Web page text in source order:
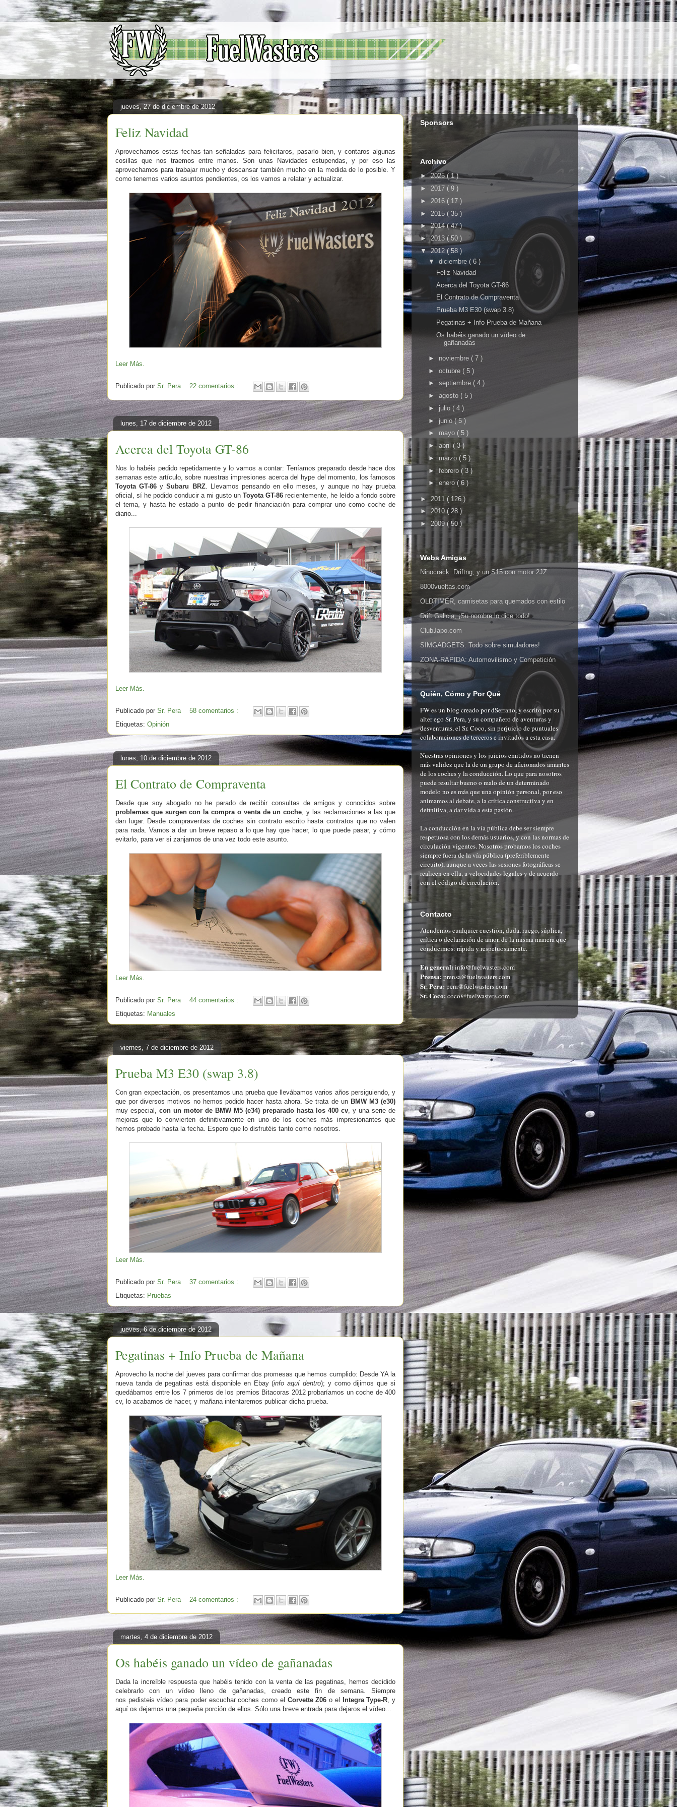
jueves, 27 de diciembre de 2012
Feliz Navidad
Aprovechamos estas fechas tan señaladas para felicitaros, pasarlo bien, y contaros algunas
cosillas que nos traemos entre manos. Son unas Navidades estupendas, y por eso las
aprovechamos para trabajar mucho y descansar también mucho en la medida de lo posible. Y
como tenemos varios asuntos pendientes, os los vamos a relatar y actualizar.
Leer Más.
Publicado por Sr. Pera 22 comentarios :
lunes, 17 de diciembre de 2012
Acerca del Toyota GT-86
Nos lo habéis pedido repetidamente y lo vamos a contar: Teníamos preparado desde hace dos
semanas este artículo, sobre nuestras impresiones acerca del hype del momento, los famosos
Toyota GT-86 ySubaru BRZ. Llevamos pensando en ello meses, y aunque no hay prueba
oficial, sí he podido conducir a mi gusto un Toyota GT-86 recientemente, he leído a fondo sobre
el tema, y hasta he estado a punto de pedir financiación para comprar uno como coche de
diario...
Leer Más.
Publicado por Sr. Pera
58 comentarios :
Etiquetas: Opinión
lunes, 10 de diciembre de 2012
El Contrato de Compraventa
Desde que soy abogado no he parado de recibir consultas de amigos y conocidos sobre
problemas que surgen con la compra o venta de un coche, y las reclamaciones a las que
dan lugar. Desde compraventas de coches sin contrato escrito hasta contratos que no valen
para nada. Vamos a dar un breve repaso a lo que hay que hacer, lo que puede pasar, y cómo
evitarlo, para ver si zanjamos de una vez todo este asunto.
Leer Más.
Publicado por Sr. Pera
44 comentarios :
Etiquetas: Manuales
viernes, 7 de diciembre de 2012
Prueba M3 E30 (swap 3.8)
Con gran expectación, os presentamos una prueba que llevábamos varios años persiguiendo, y
que por diversos motivos no hemos podido hacer hasta ahora. Se trata de un BMW M3 (e30)
muy especial, con un motor de BMW M5 (e34) preparado hasta los 400 cv, y una serie de
mejoras que lo convierten definitivamente en uno de los coches más impresionantes que
hemos probado hasta la fecha. Espero que lo disfrutéis tanto como nosotros.
Leer Más.
Publicado por Sr. Pera
37 comentarios :
Etiquetas: Pruebas
jueves, 6 de diciembre de 2012
Pegatinas + Info Prueba de Mañana
Aprovecho la noche del jueves para confirmar dos promesas que hemos cumplido: Desde YA la
nueva tanda de pegatinas está disponible en Ebay (info aquí dentro); y como dijimos que si
quedábamos entre los 7 primeros de los premios Bitacoras 2012 probaríamos un coche de 400
cv, lo acabamos de hacer, y mañana intentaremos publicar dicha prueba.
Leer Más.
Publicado por Sr. Pera 24 comentarios :
martes, 4 de diciembre de 2012
Os habéis ganado un vídeo de gañanadas
Dada la increíble respuesta que habéis tenido con la venta de las pegatinas, hemos decidido
celebrarlo con un vídeo lleno de gañanadas, creado este fin de semana. Siempre
nos pedisteis vídeo para poder escuchar coches como el Corvette Z06 o el Integra Type-R, y
aquí os dejamos una pequeña porción de ellos. Sólo una breve entrada para dejaros el vídeo...
Sponsors
Archivo
►2025( 1 )
► 2017 ( 9 )
► 2016 ( 17 )
► 2015 ( 35 )
►2014( 47 )
►2013 ( 50 )
▼2012( 58 )
▼ diciembre ( 6 )
Feliz Navidad
Acerca del Toyota GT-86
El Contrato de Compraventa
Prueba M3 E30 (swap 3.8)
Pegatinas + Info Prueba de Mañana
Os habéis ganado un vídeo de
gañanadas
► noviembre ( 7 )
► octubre ( 5 )
► septiembre ( 4 )
► agosto ( 5 )
► julio ( 4 )
► junio( 5 )
► mayo ( 5 )
► abril ( 3 )
► marzo ( 5 )
► febrero ( 3 )
► enero ( 6 )
► 2011 ( 126 )
► 2010( 28 )
► 2009( 50 )
Webs Amigas
Ninocrack. Driftng, y un S15 con motor 2JZ
8000vueltas.com
OLDTIMER, camisetas para quemados con estilo
Drift Galicia, ¡Su nombre lo dice todo!
ClubJapo.com
SIMGADGETS. Todo sobre simuladores!
ZONA-RAPIDA: Automovilismo y Competición
Quién, Cómo y Por Qué
FW es un blog creado por dSerrano, y escrito por su
alter ego Sr. Pera, y su compañero de aventuras y
desventuras, el Sr. Coco, sin perjuicio de puntuales
colaboraciones de terceros e invitados a esta casa.
Nuestras opiniones y los juicios emitidos no tienen
más validez que la de un grupo de aficionados amantes
de los coches y la conducción. Lo que para nosotros
puede resultar bueno o malo de un determinado
modelo no es más que una opinión personal, por eso
animamos al debate, a la crítica constructiva y en
definitiva, a dar vida a esta pasión.
La conducción en la vía pública debe ser siempre
respetuosa con los demás usuarios, y con las normas de
circulación vigentes. Nosotros probamos los coches
siempre fuera de la vía pública (preferiblemente
circuito), aunque a veces las sesiones fotográficas se
realicen en ella, a velocidades legales y de acuerdo
con el código de circulación.
Contacto
Atendemos cualquier cuestión, duda, ruego, súplica,
crítica o declaración de amor, de la misma manera que
conducimos: rápida y respetuosamente.
En general:info@fuelwasters.com
Prensa: prensa@fuelwasters.com
Sr. Pera: pera@fuelwasters.com
Sr. Coco: coco@fuelwasters.com